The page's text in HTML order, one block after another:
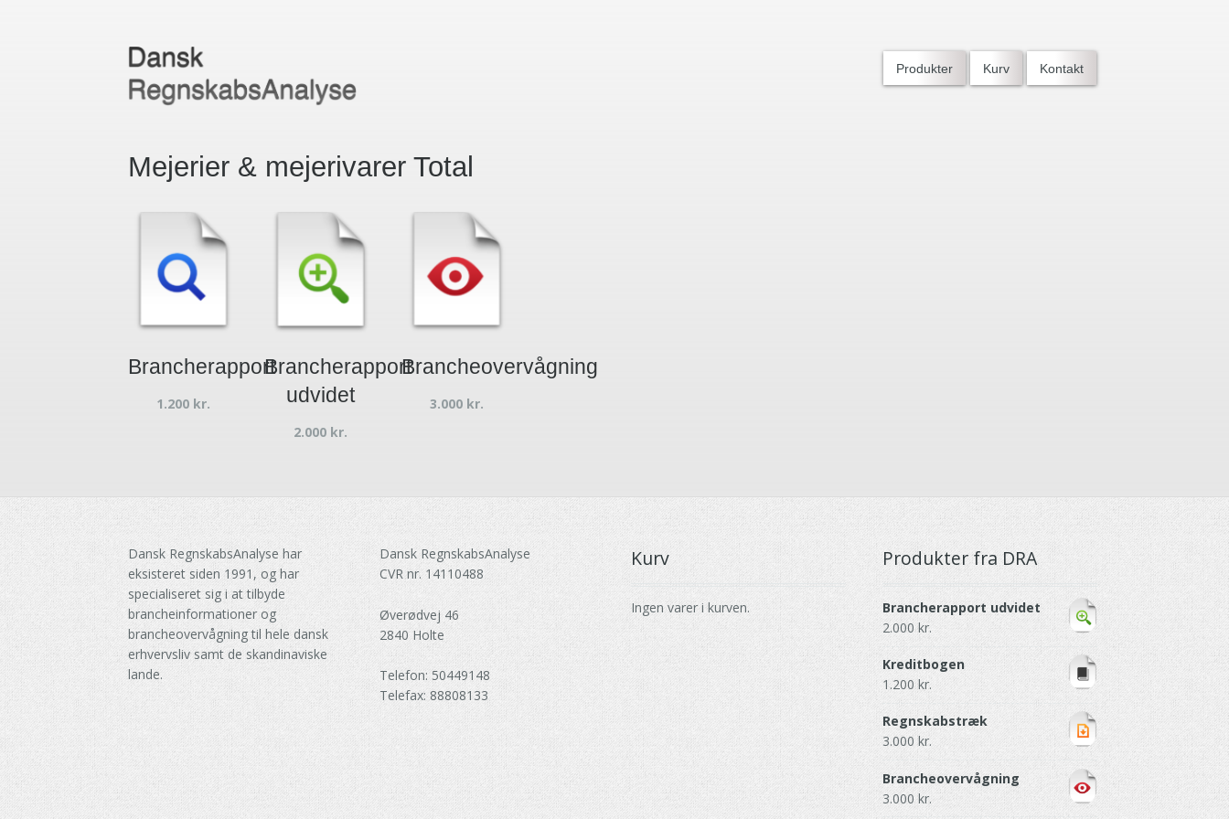
Produkter Kurv Kontakt
Mejerier & mejerivarer Total
Brancherapport
1.200 kr.
Brancherapport
udvidet
2.000 kr.
Brancheovervågning
3.000 kr.
Dansk RegnskabsAnalyse har
eksisteret siden 1991, og har
specialiseret sig i at tilbyde
brancheinformationer og
brancheovervågning til hele dansk
erhvervsliv samt de skandinaviske
lande.
Dansk RegnskabsAnalyse
CVR nr. 14110488
Øverødvej 46
2840 Holte
Telefon: 50449148
Telefax: 88808133
Kurv
Ingen varer i kurven.
Produkter fra DRA
Brancherapport udvidet
2.000kr.
Kreditbogen
1.200kr.
Regnskabstræk
3.000kr.
Brancheovervågning
3.000kr.